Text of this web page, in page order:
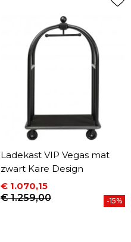
Ladekast VIP Vegas mat
zwart Kare Design
Prijs
€ 1.070,15
Normale prijs
€ 1.259,00 -15%